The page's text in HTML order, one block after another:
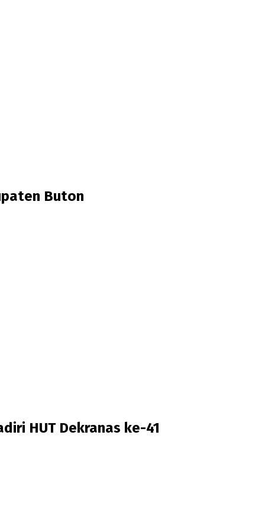
Buton
HUT Dekranas ke-41